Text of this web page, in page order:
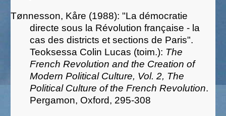
Tønnesson, Kåre (1988): "La démocratie
directe sous la Révolution française - la
cas des districts et sections de Paris".
Teoksessa Colin Lucas (toim.): The
French Revolution and the Creation of
Modern Political Culture, Vol. 2, The
Political Culture of the French Revolution.
Pergamon, Oxford, 295-308